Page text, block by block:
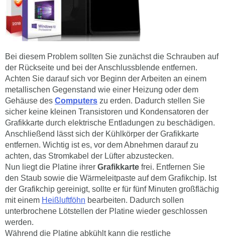
Bei diesem Problem sollten Sie zunächst die Schrauben auf
der Rückseite und bei der Anschlussblende entfernen.
Achten Sie darauf sich vor Beginn der Arbeiten an einem
metallischen Gegenstand wie einer Heizung oder dem
Gehäuse des Computers zu erden. Dadurch stellen Sie
sicher keine kleinen Transistoren und Kondensatoren der
Grafikkarte durch elektrische Entladungen zu beschädigen.
Anschließend lässt sich der Kühlkörper der Grafikkarte
entfernen. Wichtig ist es, vor dem Abnehmen darauf zu
achten, das Stromkabel der Lüfter abzustecken.
Nun liegt die Platine ihrer Grafikkarte frei. Entfernen Sie
den Staub sowie die Wärmeleitpaste auf dem Grafikchip. Ist
der Grafikchip gereinigt, sollte er für fünf Minuten großflächig
mit einem Heißluftföhn bearbeiten. Dadurch sollen
unterbrochene Lötstellen der Platine wieder geschlossen
werden.
Während die Platine abkühlt kann die restliche